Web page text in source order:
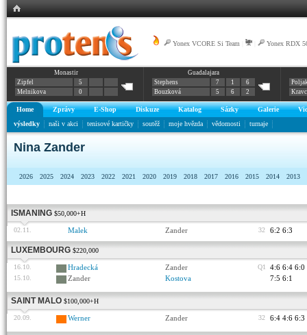
Yonex VCORE Si Team Yonex RDX
Monastir
Zipfel
5
Melnikova
0
Guadalajara
Stephens
7 1
6
Bouzková
5 6 2
Home Zprávy E-Shop Diskuze Katalog Sázky Galerie
výsledky
naši v akci tenisové kartičky soutěž moje hvězda vědomosti turnaje
Nina Zander
2026 2025 2024 2023 2022 2021 2020 2019 2018 2017 2016 2015 2014 2013
ISMANING $50,000+H
02.11. Malek Zander 32 6:2 6:3
LUXEMBOURG $220,000
16.10. Hradecká Zander Q1 4:6 6:4 6:0
15.10. Zander Kostova 7:5 6:1
SAINT MALO $100,000+H
20.09. Werner Zander 32 6:4 4:6 6:3